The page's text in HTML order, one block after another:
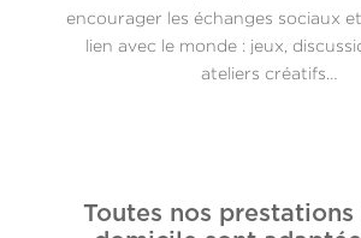
encourager les échanges sociaux
lien avec le monde : jeux,
ateliers créatifs…
Toutes nos prestations